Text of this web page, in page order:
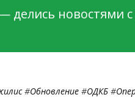
делись новостями
#Обновление #ОДКБ #